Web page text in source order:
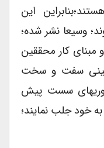
این
وسیعا نشر شده؛
کار محققین
سفت و سخت
سست پیش
خود جلب نمایند؛